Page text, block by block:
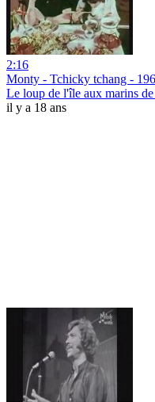
2:16
Monty - Tchicky tchang -
Le loup de l'île aux marins
il y a 18 ans